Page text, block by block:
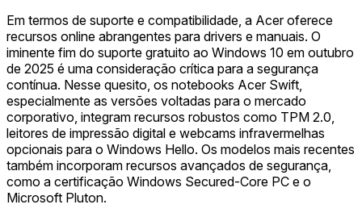
Em termos de suporte e compatibilidade, a Acer oferece
recursos online abrangentes para drivers e manuais. O
iminente fim do suporte gratuito ao Windows 10 em outubro
de 2025 é uma consideração crítica para a segurança
contínua. Nesse quesito, os notebooks Acer Swift,
especialmente as versões voltadas para o mercado
corporativo, integram recursos robustos como TPM 2.0,
leitores de impressão digital e webcams infravermelhas
opcionais para o Windows Hello. Os modelos mais recentes
também incorporam recursos avançados de segurança,
como a certificação Windows Secured-Core PC e o
Microsoft Pluton.